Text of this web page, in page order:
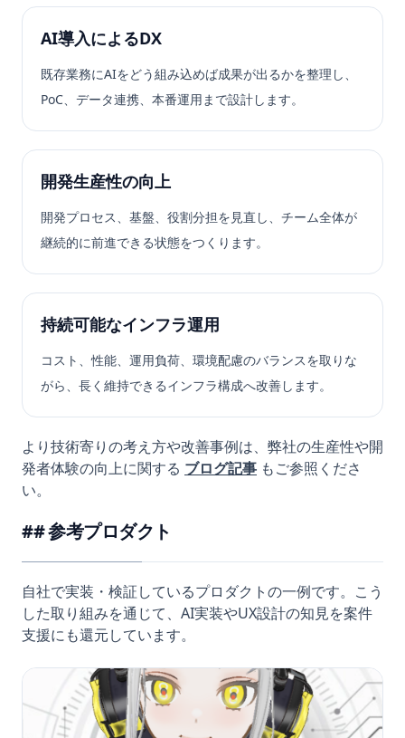
AI導入によるDX
既存業務にAIをどう組み込めば成果が出るかを整理し、
PoC、データ連携、本番運用まで設計します。
開発生産性の向上
開発プロセス、基盤、役割分担を見直し、チーム全体が
継続的に前進できる状態をつくります。
持続可能なインフラ運用
コスト、性能、運用負荷、環境配慮のバランスを取りな
がら、長く維持できるインフラ構成へ改善します。
より技術寄りの考え方や改善事例は、弊社の生産性や開
発者体験の向上に関する ブログ記事 もご参照くださ
い。
参考プロダクト
自社で実装・検証しているプロダクトの一例です。こう
した取り組みを通じて、AI実装やUX設計の知見を案件
支援にも還元しています。